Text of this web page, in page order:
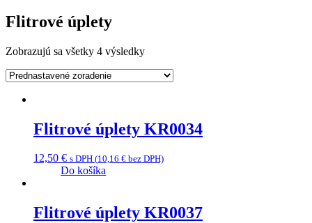
Flitrové úplety
Zobrazujú sa všetky 4 výsledky
Flitrové úplety KR0034
12,50 € s DPH (10,16 € bez DPH)
Do košíka
Flitrové úplety KR0037